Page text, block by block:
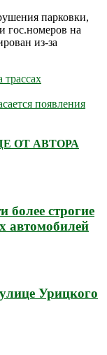
парковки,
гос.номеров на
из-за
появления
ОТ АВТОРА
более строгие
автомобилей
Урицкого